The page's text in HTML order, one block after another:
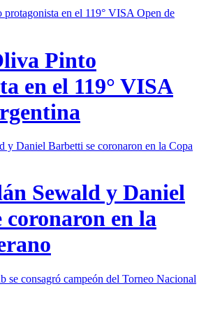
Pinto
en el 119° VISA
Sewald y Daniel
coronaron en la